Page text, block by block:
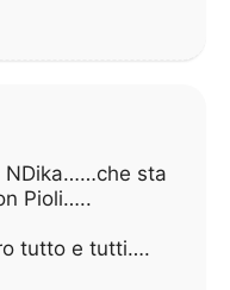
NDika……che sta
Pioli…..
tutto e tutti….